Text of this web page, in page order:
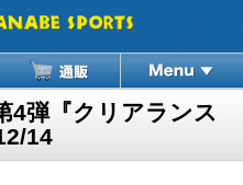
4弾『クリアランス
14